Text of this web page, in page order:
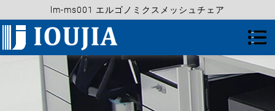
lm-ms001 エルゴノミクスメッシュチェア